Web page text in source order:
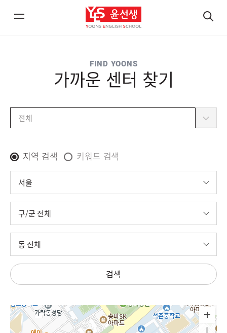
기
기
FIND YOONS
가까운 센터 찾기
전체
검
색
유
*
지역 검색
키워드 검색
지
검
색
시
도
전
구
군
전
동
체
검색